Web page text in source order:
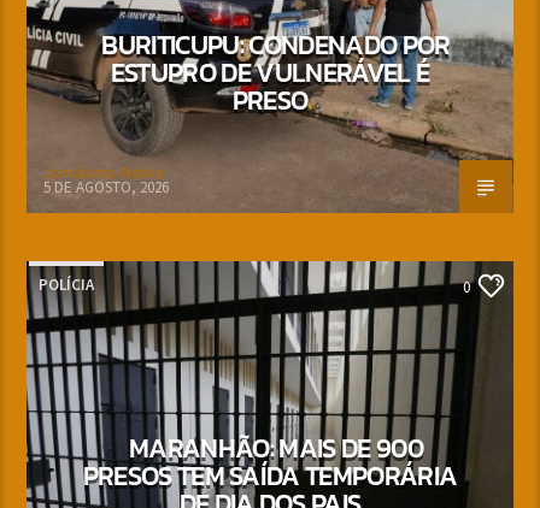
BURITICUPU: CONDENADO POR
ESTUPRO DE VULNERÁVEL É
PRESO
Jornalismo Nativa
5 DE AGOSTO, 2026
POLÍCIA 0
MARANHÃO: MAIS DE 900
PRESOS TEM SAÍDA TEMPORÁRIA